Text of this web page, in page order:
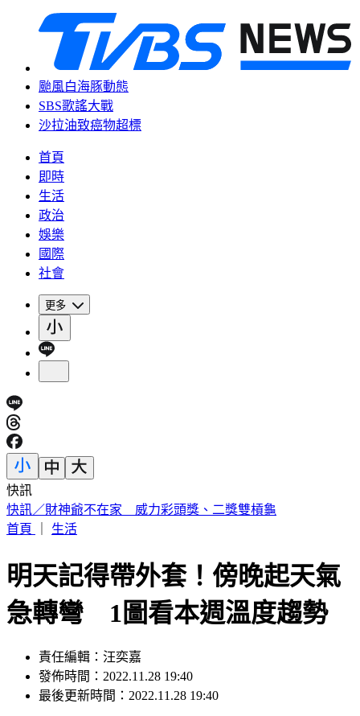
颱風白海豚動態
SBS歌謠大戰
沙拉油致癌物超標
首頁
即時
生活
政治
娛樂
國際
社會
更多
快訊
中國出入境新規將上路 陸委會曝「這類人」最危險
首頁
生活
明天記得帶外套！傍晚起天氣
急轉彎 1圖看本週溫度趨勢
責任編輯：汪奕嘉
發佈時間：2022.11.28 19:40
最後更新時間：2022.11.28 19:40